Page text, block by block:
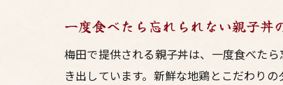
一度食べたら忘れられない親子丼
梅田で提供される親子丼は、一度食べた
き出しています。新鮮な地鶏とこだわり